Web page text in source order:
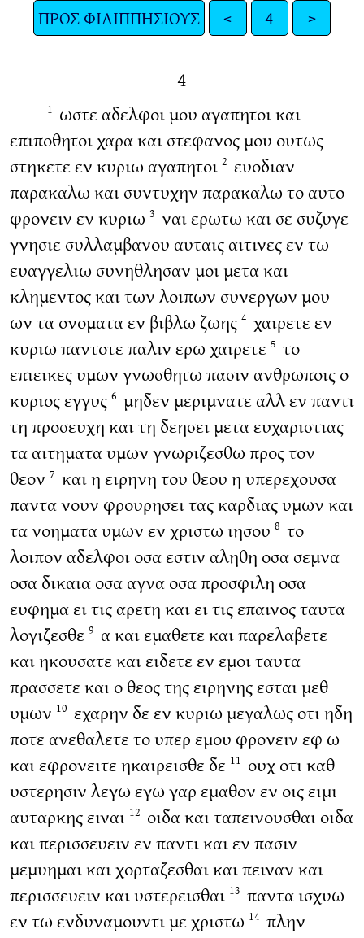
ΠΡΟΣ ΦΙΛΙΠΠΗΣΙΟΥΣ < 4 >
4
1 ωστε αδελφοι μου αγαπητοι και
επιποθητοι χαρα και στεφανος μου ουτως
στηκετε εν κυριω αγαπητοι 2 ευοδιαν
παρακαλω και συντυχην παρακαλω το αυτο
φρονειν εν κυριω 3 ναι ερωτω και σε συζυγε
γνησιε συλλαμβανου αυταις αιτινες εν τω
ευαγγελιω συνηθλησαν μοι μετα και
κλημεντος και των λοιπων συνεργων μου
ων τα ονοματα εν βιβλω ζωης 4 χαιρετε εν
κυριω παντοτε παλιν ερω χαιρετε 5 το
επιεικες υμων γνωσθητω πασιν ανθρωποις ο
κυριος εγγυς 6 μηδεν μεριμνατε αλλ εν παντι
τη προσευχη και τη δεησει μετα ευχαριστιας
τα αιτηματα υμων γνωριζεσθω προς τον
θεον 7 και η ειρηνη του θεου η υπερεχουσα
παντα νουν φρουρησει τας καρδιας υμων και
τα νοηματα υμων εν χριστω ιησου 8 το
λοιπον αδελφοι οσα εστιν αληθη οσα σεμνα
οσα δικαια οσα αγνα οσα προσφιλη οσα
ευφημα ει τις αρετη και ει τις επαινος ταυτα
λογιζεσθε 9 α και εμαθετε και παρελαβετε
και ηκουσατε και ειδετε εν εμοι ταυτα
πρασσετε και ο θεος της ειρηνης εσται μεθ
υμων 10 εχαρην δε εν κυριω μεγαλως οτι ηδη
ποτε ανεθαλετε το υπερ εμου φρονειν εφ ω
και εφρονειτε ηκαιρεισθε δε 11 ουχ οτι καθ
υστερησιν λεγω εγω γαρ εμαθον εν οις ειμι
αυταρκης ειναι 12 οιδα και ταπεινουσθαι οιδα
και περισσευειν εν παντι και εν πασιν
μεμυημαι και χορταζεσθαι και πειναν και
περισσευειν και υστερεισθαι 13 παντα ισχυω
εν τω ενδυναμουντι με χριστω 14 πλην